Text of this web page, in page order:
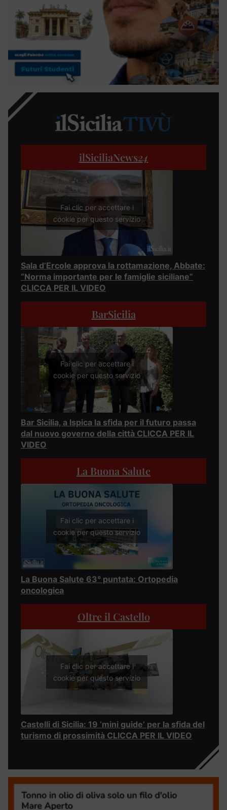
ilSiciliaNews24
Fai clic per accettare i
cookie per questo servizio
Sala d’Ercole approva la rottamazione, Abbate:
“Norma importante per le famiglie siciliane”
CLICCA PER IL VIDEO
BarSicilia
Fai clic per accettare i
cookie per questo servizio
Bar Sicilia, a Ispica la sfida per il futuro passa
dal nuovo governo della città CLICCA PER IL
VIDEO
La Buona Salute
Fai clic per accettare i
cookie per questo servizio
La Buona Salute 63° puntata: Ortopedia
oncologica
Oltre il Castello
Fai clic per accettare i
cookie per questo servizio
Castelli di Sicilia: 19 ‘mini guide’ per la sfida del
turismo di prossimità CLICCA PER IL VIDEO